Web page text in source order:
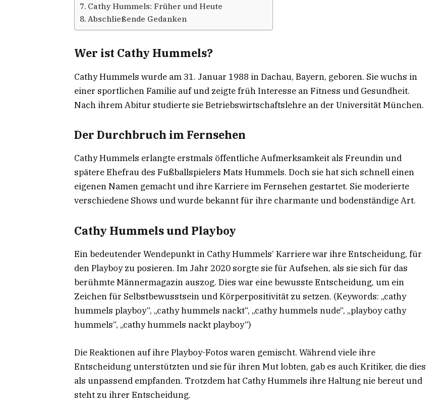
Cathy Hummels: Früher und Heute
Abschließende Gedanken
Wer ist Cathy Hummels?
Cathy Hummels wurde am 31. Januar 1988 in Dachau, Bayern, geboren. Sie wuchs in
einer sportlichen Familie auf und zeigte früh Interesse an Fitness und Gesundheit.
Nach ihrem Abitur studierte sie Betriebswirtschaftslehre an der Universität München.
Der Durchbruch im Fernsehen
Cathy Hummels erlangte erstmals öffentliche Aufmerksamkeit als Freundin und
spätere Ehefrau des Fußballspielers Mats Hummels. Doch sie hat sich schnell einen
eigenen Namen gemacht und ihre Karriere im Fernsehen gestartet. Sie moderierte
verschiedene Shows und wurde bekannt für ihre charmante und bodenständige Art.
Cathy Hummels und Playboy
Ein bedeutender Wendepunkt in Cathy Hummels‘ Karriere war ihre Entscheidung, für
den Playboy zu posieren. Im Jahr 2020 sorgte sie für Aufsehen, als sie sich für das
berühmte Männermagazin auszog. Dies war eine bewusste Entscheidung, um ein
Zeichen für Selbstbewusstsein und Körperpositivität zu setzen. (Keywords: „cathy
hummels playboy“, „cathy hummels nackt“, „cathy hummels nude“, „playboy cathy
hummels“, „cathy hummels nackt playboy“)
Die Reaktionen auf ihre Playboy-Fotos waren gemischt. Während viele ihre
Entscheidung unterstützten und sie für ihren Mut lobten, gab es auch Kritiker, die dies
als unpassend empfanden. Trotzdem hat Cathy Hummels ihre Haltung nie bereut und
steht zu ihrer Entscheidung.